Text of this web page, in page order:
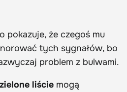
pokazuje, że czegoś mu
tych sygnałów, bo
problem z bulwami.
liście mogą